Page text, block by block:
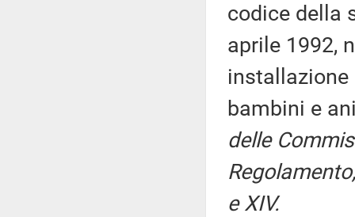
codice della
aprile 1992,
installazione
bambini e
delle
e XIV.